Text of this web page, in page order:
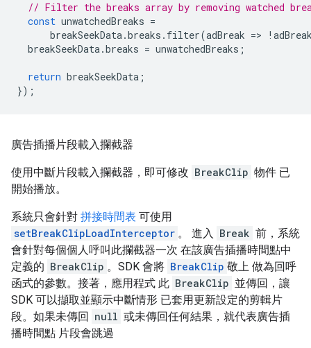
// Filter the breaks array by removing watched
const unwatchedBreaks =
breakSeekData.breaks . filter(adBreak => !
breakSeekData.breaks = unwatchedBreaks ;
return breakSeekData ;
});
廣告插播片段載入攔截器
使用中斷片段載入攔截器，即可修改 BreakClip 物件 已
開始播放。
系統只會針對 拼接時間表 可使用
setBreakClipLoadInterceptor 。 進入 Break 前，系統
會針對每個個人呼叫此攔截器一次 在該廣告插播時間點中
定義的 BreakClip 。SDK 會將 BreakClip 敬上 做為回呼
函式的參數。接著，應用程式 此 BreakClip 並傳回，讓
SDK 可以擷取並顯示中斷情形 已套用更新設定的剪輯片
段。如果未傳回 null 或未傳回任何結果，就代表廣告插
播時間點 片段會跳過